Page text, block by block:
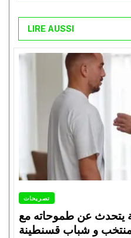
LIRE AUSSI
تصريحات
يتحدث عن طموحاته مع
و شباب قسنطينة